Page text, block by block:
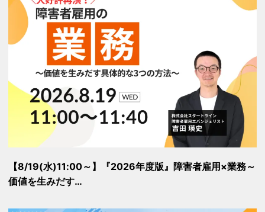
【8/19(水)11:00～】『2026年度版』障害者雇用×業務～
価値を生みだす…